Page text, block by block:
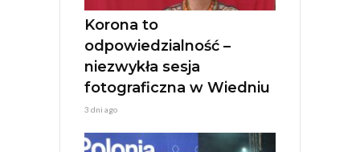
Korona to
odpowiedzialność –
niezwykła sesja
fotograficzna w Wiedniu
3 dni ago